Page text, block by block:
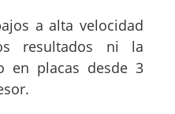
a alta velocidad
resultados ni la
en placas desde 3